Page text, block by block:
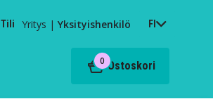
Tili Yritys | Yksityishenkilö FI
0 Ostoskori